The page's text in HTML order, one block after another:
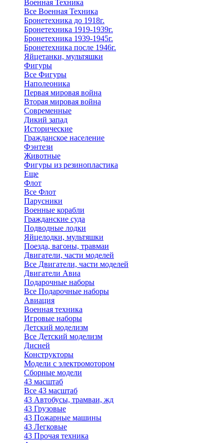
Военная Техника
Все Военная Техника
Бронетехника до 1918г.
Бронетехника 1919-1939г.
Бронетехника 1939-1945г.
Бронетехника после 1946г.
Яйцетанки, мультяшки
Фигуры
Все Фигуры
Наполеоника
Первая мировая война
Вторая мировая война
Современные
Дикий запад
Исторические
Гражданское население
Фэнтези
Животные
Фигуры из резинопластика
Еще
Флот
Все Флот
Парусники
Военные корабли
Гражданские суда
Подводные лодки
Яйцелодки, мультяшки
Поезда, вагоны, травмаи
Двигатели, части моделей
Все Двигатели, части моделей
Двигатели Авиа
Подарочные наборы
Все Подарочные наборы
Авиация
Военная техника
Игровые наборы
Детский моделизм
Все Детский моделизм
Дисней
Конструкторы
Модели с электромотором
Сборные модели
43 масштаб
Все 43 масштаб
43 Автобусы, трамваи, жд
43 Грузовые
43 Пожарные машины
43 Легковые
43 Прочая техника